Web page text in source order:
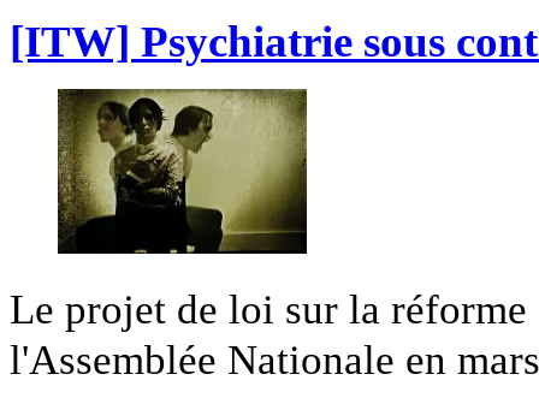
[ITW] Psychiatrie sous
Le projet de loi sur la
l'Assemblée Nationale en